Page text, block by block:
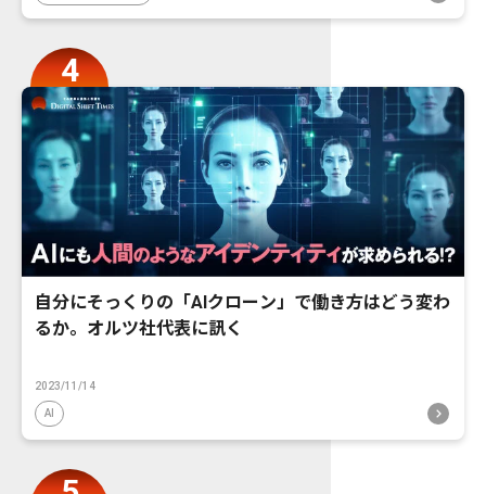
自分にそっくりの「AIクローン」で働き方はどう変わ
るか。オルツ社代表に訊く
2023/11/14
AI